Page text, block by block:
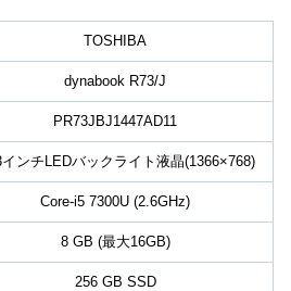
TOSHIBA
dynabook R73/J
PR73JBJ1447AD11
インチLEDバックライト液晶(1366×768)
Core-i5 7300U (2.6GHz)
8 GB (最大16GB)
256 GB SSD